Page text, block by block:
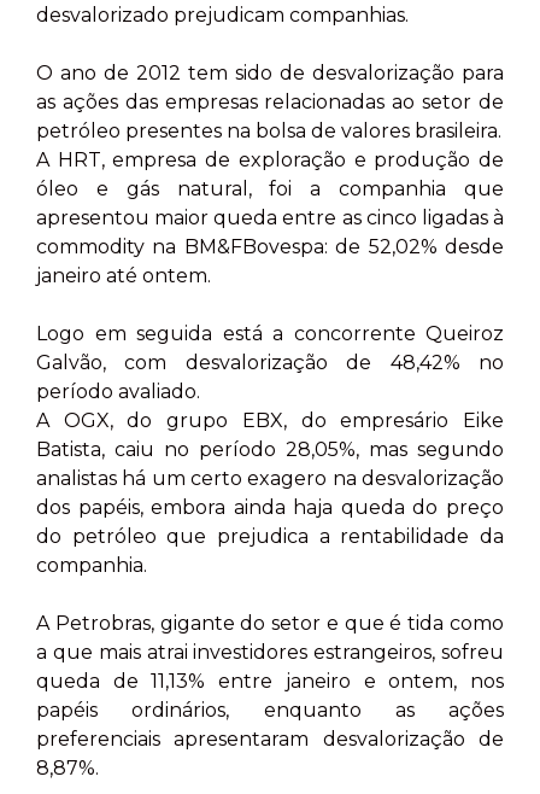
desvalorizado prejudicam companhias.
O ano de 2012 tem sido de desvalorização para
as ações das empresas relacionadas ao setor de
petróleo presentes na bolsa de valores brasileira.
A HRT, empresa de exploração e produção de
óleo e gás natural, foi a companhia que
apresentou maior queda entre as cinco ligadas à
commodity na BM&FBovespa: de 52,02% desde
janeiro até ontem.
Logo em seguida está a concorrente Queiroz
Galvão, com desvalorização de 48,42% no
período avaliado.
A OGX, do grupo EBX, do empresário Eike
Batista, caiu no período 28,05%, mas segundo
analistas há um certo exagero na desvalorização
dos papéis, embora ainda haja queda do preço
do petróleo que prejudica a rentabilidade da
companhia.
A Petrobras, gigante do setor e que é tida como
a que mais atrai investidores estrangeiros, sofreu
queda de 11,13% entre janeiro e ontem, nos
papéis ordinários, enquanto as ações
preferenciais apresentaram desvalorização de
8,87%.